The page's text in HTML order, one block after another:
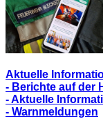
Aktuelle
- Berichte auf der
- Aktuelle
- Warnmeldungen